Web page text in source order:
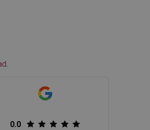
0.0